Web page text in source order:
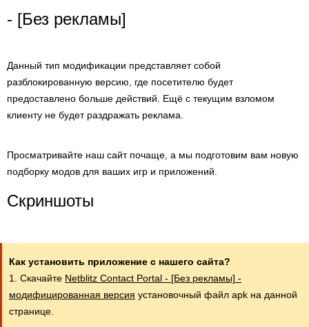
- [Без рекламы]
Данный тип модификации представляет собой
разблокированную версию, где посетителю будет
предоставлено больше действий. Ещё с текущим взломом
клиенту не будет раздражать реклама.
Просматривайте наш сайт почаще, а мы подготовим вам новую
подборку модов для ваших игр и приложений.
Скриншоты
Как установить приложение с нашего сайта?
1. Скачайте Netblitz Contact Portal - [Без рекламы] -
модифицированная версия установочный файл apk на данной
странице.